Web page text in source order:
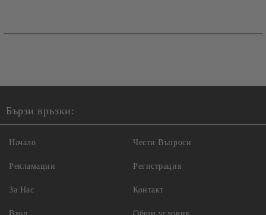
Бързи връзки:
Начало
Рекламации
За Нас
Вход
Чести Въпроси
Регистрация
Контакт
Общи условия